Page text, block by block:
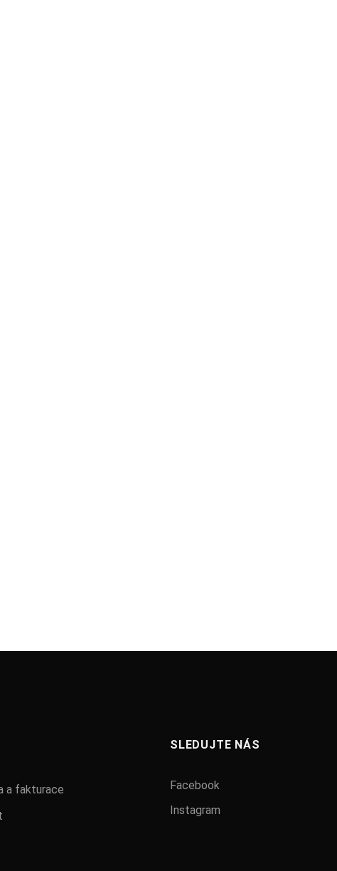
a fakturace
SLEDUJTE NÁS
Facebook
Instagram